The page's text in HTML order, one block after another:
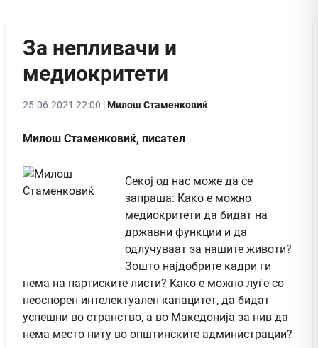
За непливачи и
медиокритети
25.06.2021 22:00 |Милош Стаменковиќ
Милош Стаменковиќ, писател
Секој од нас може да се
запраша: Како е можно
медиокритети да бидат на
државни функции и да
одлучуваат за нашите животи?
Зошто најдобрите кадри ги
нема на партиските листи? Како е можно луѓе со
неоспорен интелектуален капацитет, да бидат
успешни во странство, а во Македонија за нив да
нема место ниту во општинските администрации?